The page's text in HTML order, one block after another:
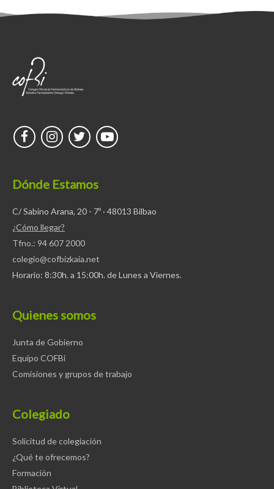
Dónde Estamos
C/ Sabino Arana, 20 - 7º · 48013 Bilbao
¿Cómo llegar?
Tfno.: 94 607 2000
colegio@cofbizkaia.net
Horario: 8:30h. a 15:00h. de Lunes a Viernes.
Quienes somos
Junta de Gobierno
Equipo COFBi
Comisiones y grupos de trabajo
Colegiado
Solicitud de colegiación
¿Qué te ofrecemos?
Formación